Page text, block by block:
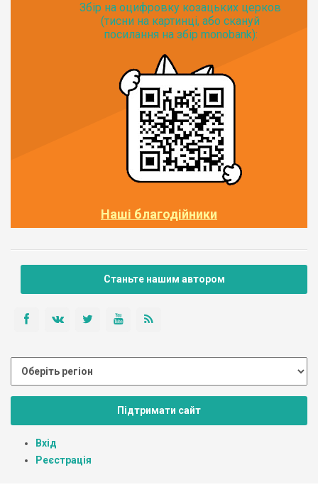
Збір на оцифровку козацьких церков
(тисни на картинці, або скануй
посилання на збір monobank):
Наші благодійники
Станьте нашим автором
Підтримати сайт
Вхід
Реєстрація